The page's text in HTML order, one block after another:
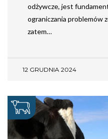
odżywcze, jest
ograniczania problemów
zatem…
12 GRUDNIA 2024